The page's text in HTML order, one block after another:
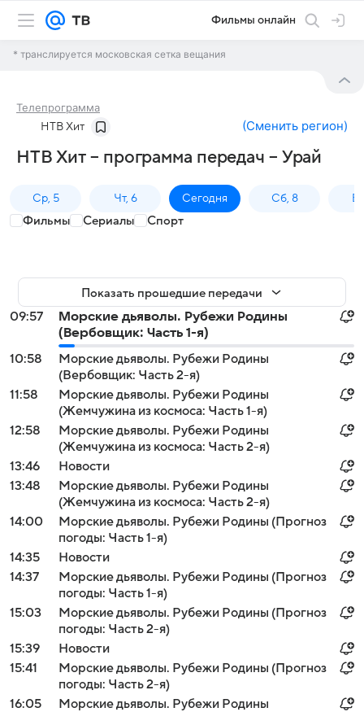
Фильмы онлайн
* транслируется московская сетка вещания
Телепрограмма
НТВ Хит (Сменить регион)
НТВ Хит – программа передач – Урай
Ср, 5 Чт, 6 Сегодня Сб, 8
Фильмы Сериалы Спорт
Показать прошедшие передачи
09:57
Морские дьяволы. Рубежи Родины
(Вербовщик: Часть 1-я)
10:58
Морские дьяволы. Рубежи Родины
(Вербовщик: Часть 2-я)
11:58
Морские дьяволы. Рубежи Родины
(Жемчужина из космоса: Часть 1-я)
12:58
Морские дьяволы. Рубежи Родины
(Жемчужина из космоса: Часть 2-я)
13:46
Новости
13:48
Морские дьяволы. Рубежи Родины
(Жемчужина из космоса: Часть 2-я)
14:00
Морские дьяволы. Рубежи Родины (Прогноз
погоды: Часть 1-я)
14:35
Новости
14:37
Морские дьяволы. Рубежи Родины (Прогноз
погоды: Часть 1-я)
15:03
Морские дьяволы. Рубежи Родины (Прогноз
погоды: Часть 2-я)
15:39
Новости
15:41
Морские дьяволы. Рубежи Родины (Прогноз
погоды: Часть 2-я)
16:05
Морские дьяволы. Рубежи Родины